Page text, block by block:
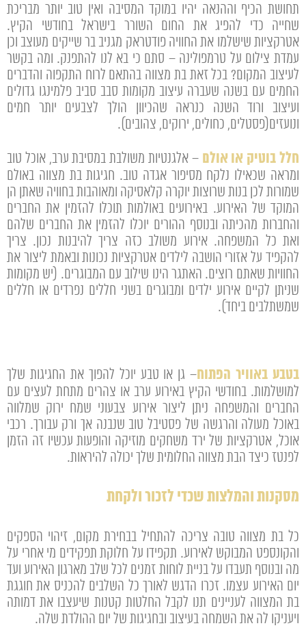
תחושת הכיף וההנאה יהיו במוקד המסיבה ואין טוב יותר מבריכת
שחייה כדי להפיג את החום השורר בישראל בחודשי הקיץ.
אטרקציות שישלמו את החוויה פודטראק מגניב בר שייקים מעוצב וכן
עמדת צילום על טרמפולינה – סתם כי בא לנו להתפנק. ומה בקשר
לעיצוב המקום? בכל זאת בת מצווה בהתאם לרוח התקפוה והדברים
החמים עם בשנה שעברה עיצוב מקומות סבב סביב פלמינגו גדולים
ועיצוב ורוד השנה כנראה שהכיוון הולך לצבעים יותר חמים
ונועזים(פסטלים, כחולים, ירוקים, צהובים).
חלל בוטיק או אולם – אלגנטיות משולבת במסיבת ערב, אוכל טוב
ומראה שכאילו נלקח מסיפור אגדה טוב. חגיגות בת מצווה באולם
שמורות לכן בנות שרוצות יוקרה קלאסיקה ומאוהבות בחוויה שאתן הן
המוקד של האירוע. באירועים באולמות תוכלו להזמין את החברים
והחברות מהכיתה ובנוסף ההורים יוכלו להזמין את החברים שלהם
ואת כל המשפחה. אירוע משולב כזה צריך להיבנות נכון. צריך
להקפיד על אזורי הושבה לילדים אטרקציות נכונות ובאמת ליצור את
החוויות שאתם רוצים. האתגר הינו שילוב עם המבוגרים. (יש מקומות
שניתן לקיים אירוע ילדים ומבוגרים בשני חללים נפרדים או חללים
שמשתלבים ביחד).
בטבע באוויר הפתוח– גן או טבע יוכל להפוך את החגיגות שלך
למושלמות. בחודשי הקיץ באירוע ערב או צהרים מתחת לעצים עם
החברים והמשפחה ניתן ליצור אירוע צבעוני שמח ירוק שמלווה
באוכל מעולה והרגשה של פסטיבל טוב שנבנה אך ורק עבורך. רכבי
אוכל, אטרקציות של ירד משחקים מוזיקה והופעות עכשיו זה הזמן
לפנטז כיצד הבת מצווה החלומית שלך יכולה להיראות.
מסקנות והמלצות שכדי לזכור ולקחת
כל בת מצווה טובה צריכה להתחיל בבחירת מקום, זיהוי הספקים
והקונספט המבוקש לאירוע. תקפידו על חלוקת תפקידים מי אחרי על
מה ובנוסף תעבדו על בניית לוחות זמנים לכל שלב מארגון האירוע ועד
יום האירוע עצמו. זכרו הדגש לאורך כל השלבים להכניס את חוגגת
בת המצווה לעניינים תנו לקבל החלטות קטנות שיעצבו את דמותה
ויעניקו לה את השמחה בעיצוב ובחגיגות של יום ההולדת שלה.